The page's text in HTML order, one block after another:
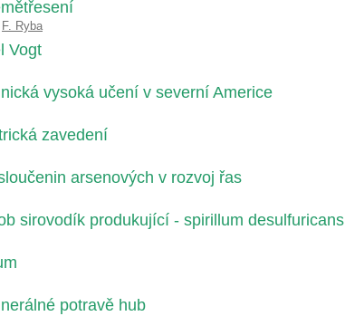
F. Ryba
Vogt
vysoká učení v severní Americe
zavedení
arsenových v rozvoj řas
sirovodík produkující - spirillum desulfuricans
potravě hub